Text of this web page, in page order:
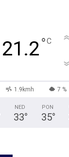
21.2°C
1.9kmh 7 %
NED
33°
PON
35°